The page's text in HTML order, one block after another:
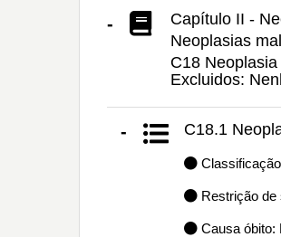
-
Capítulo II -
Neoplasias
C18
Excluidos:
- C18.1
Restrição de
Causa óbito: